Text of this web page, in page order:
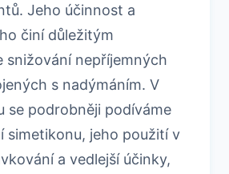
Jeho účinnost a
činí důležitým
snižování nepříjemných
s nadýmáním. V
se podrobněji podíváme
simetikonu, jeho použití v
a vedlejší účinky,